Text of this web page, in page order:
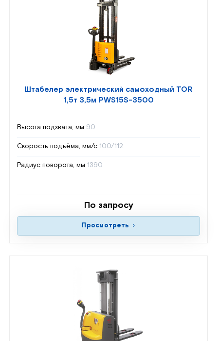
Штабелер электрический самоходный TOR
1,5т 3,5м PWS15S-3500
Высота подхвата, мм 90
Скорость подъёма, мм/с 100/112
Радиус поворота, мм 1390
По запросу
Просмотреть